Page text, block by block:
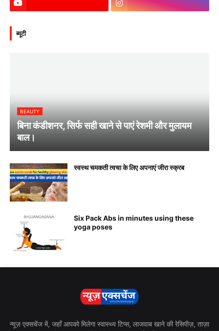
ब्यूटी
BEAUTY
बिना कंडीशनर, सिर्फ सही खाने से पाएं रेशमी और मुलायम
बाल।
स्वस्थ चमकती त्वचा के लिए अपनाएं जीरा स्क्रब
Six Pack Abs in minutes using these
yoga poses
न्यूज़ एक्सचेंज में, जहाँ आपको मिलेगा स्वास्थ्य टिप्स, लाजवाब खाने की रेसिपीज़, ताज़ा